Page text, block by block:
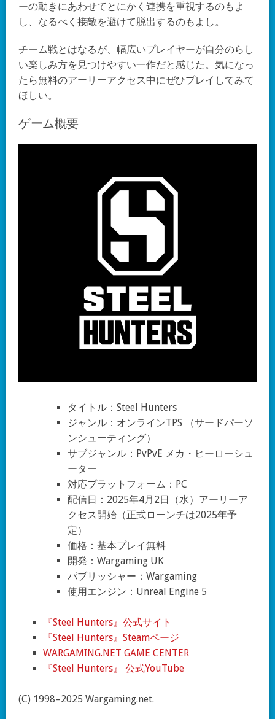
ーの動きにあわせてとにかく連携を重視するのもよ
し、なるべく接敵を避けて脱出するのもよし。
チーム戦とはなるが、幅広いプレイヤーが自分のらし
い楽しみ方を見つけやすい一作だと感じた。気になっ
たら無料のアーリーアクセス中にぜひプレイしてみて
ほしい。
ゲーム概要
タイトル：Steel Hunters
ジャンル：オンラインTPS （サードパーソ
ンシューティング）
サブジャンル：PvPvE メカ・ヒーローシュ
ーター
対応プラットフォーム：PC
配信日：2025年4月2日（水）アーリーア
クセス開始（正式ローンチは2025年予
定）
価格：基本プレイ無料
開発：Wargaming UK
パブリッシャー：Wargaming
使用エンジン：Unreal Engine 5
『Steel Hunters』公式サイト
『Steel Hunters』Steamページ
WARGAMING.NET GAME CENTER
『Steel Hunters』 公式YouTube
(C) 1998–2025 Wargaming.net.